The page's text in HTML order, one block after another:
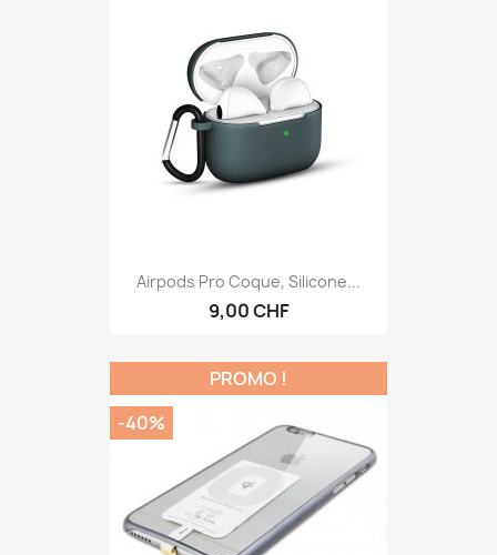
Airpods Pro Coque, Silicone...
9,00 CHF
PROMO !
-40%